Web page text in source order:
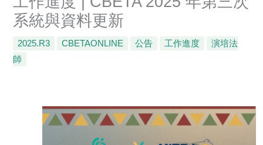
系統與資料更新
2025.R3 CBETAONLINE 公告 工作進度
演培法
師